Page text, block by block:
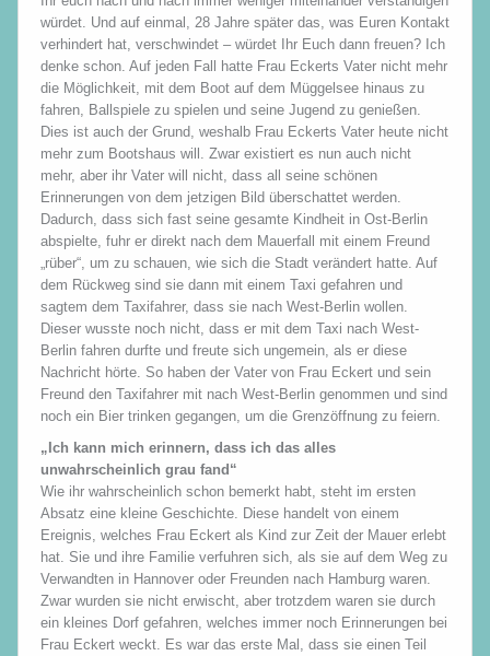
würdet. Und auf einmal, 28 Jahre später das, was Euren Kontakt
verhindert hat, verschwindet – würdet Ihr Euch dann freuen? Ich
denke schon. Auf jeden Fall hatte Frau Eckerts Vater nicht mehr
die Möglichkeit, mit dem Boot auf dem Müggelsee hinaus zu
fahren, Ballspiele zu spielen und seine Jugend zu genießen.
Dies ist auch der Grund, weshalb Frau Eckerts Vater heute nicht
mehr zum Bootshaus will. Zwar existiert es nun auch nicht
mehr, aber ihr Vater will nicht, dass all seine schönen
Erinnerungen von dem jetzigen Bild überschattet werden.
Dadurch, dass sich fast seine gesamte Kindheit in Ost-Berlin
abspielte, fuhr er direkt nach dem Mauerfall mit einem Freund
„rüber“, um zu schauen, wie sich die Stadt verändert hatte. Auf
dem Rückweg sind sie dann mit einem Taxi gefahren und
sagtem dem Taxifahrer, dass sie nach West-Berlin wollen.
Dieser wusste noch nicht, dass er mit dem Taxi nach West-
Berlin fahren durfte und freute sich ungemein, als er diese
Nachricht hörte. So haben der Vater von Frau Eckert und sein
Freund den Taxifahrer mit nach West-Berlin genommen und sind
noch ein Bier trinken gegangen, um die Grenzöffnung zu feiern.
„Ich kann mich erinnern, dass ich das alles
unwahrscheinlich grau fand“
Wie ihr wahrscheinlich schon bemerkt habt, steht im ersten
Absatz eine kleine Geschichte. Diese handelt von einem
Ereignis, welches Frau Eckert als Kind zur Zeit der Mauer erlebt
hat. Sie und ihre Familie verfuhren sich, als sie auf dem Weg zu
Verwandten in Hannover oder Freunden nach Hamburg waren.
Zwar wurden sie nicht erwischt, aber trotzdem waren sie durch
ein kleines Dorf gefahren, welches immer noch Erinnerungen bei
Frau Eckert weckt. Es war das erste Mal, dass sie einen Teil